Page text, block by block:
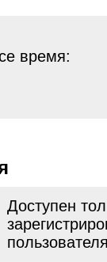
время:
Доступен